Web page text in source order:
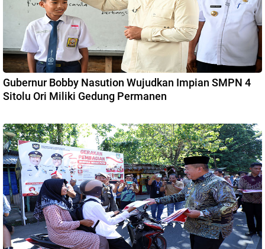
Gubernur Bobby Nasution Wujudkan Impian SMPN 4
Sitolu Ori Miliki Gedung Permanen